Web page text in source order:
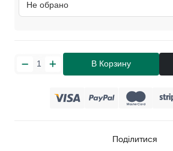
В Корзину
Поділитися